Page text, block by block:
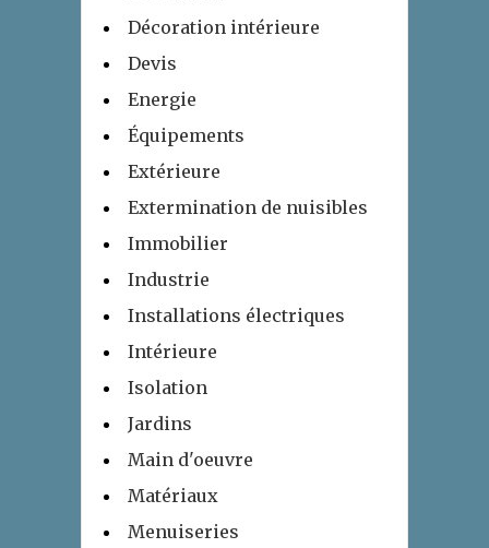
Décoration intérieure
Devis
Energie
Équipements
Extérieure
Extermination de nuisibles
Immobilier
Industrie
Installations électriques
Intérieure
Isolation
Jardins
Main d'oeuvre
Matériaux
Menuiseries